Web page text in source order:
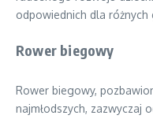
odpowiednich dla
Rower biegowy
Rower biegowy,
najmłodszych, zazwyczaj